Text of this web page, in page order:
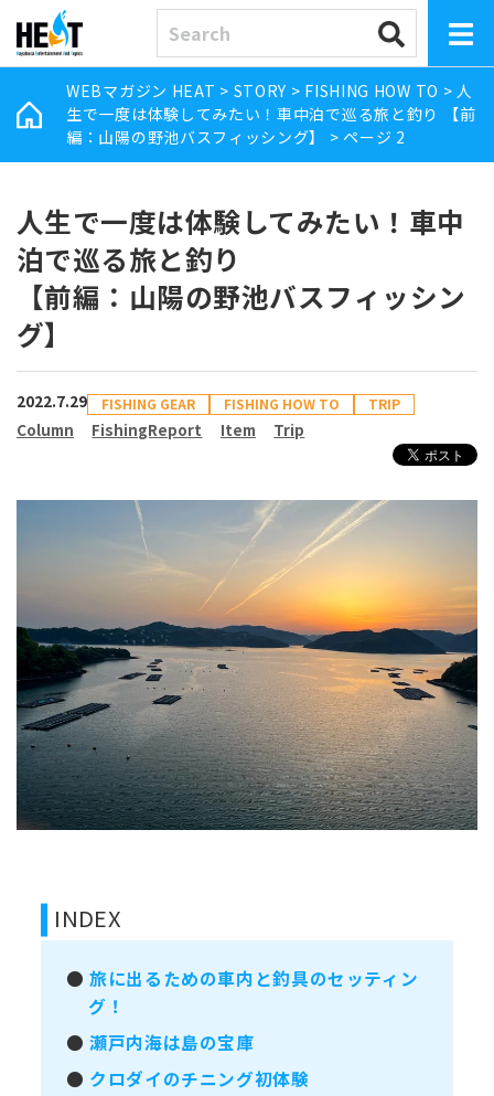
WEBマガジン HEAT > STORY > FISHING HOW TO >人
生で一度は体験してみたい！車中泊で巡る旅と釣り 【前
編：山陽の野池バスフィッシング】
> ページ 2
人生で一度は体験してみたい！車中
泊で巡る旅と釣り
【前編：山陽の野池バスフィッシン
グ】
2022.7.29 FISHING GEAR FISHING HOW TO TRIP
Column FishingReport Item Trip
INDEX
●旅に出るための車内と釣具のセッティン
グ！
●瀬戸内海は島の宝庫
● クロダイのチニング初体験